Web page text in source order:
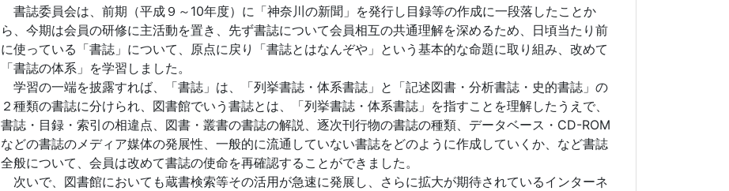
書誌委員会は、前期（平成９～10年度）に「神奈川の新聞」を発行し目録等の作成に一段落したことか
ら、今期は会員の研修に主活動を置き、先ず書誌について会員相互の共通理解を深めるため、日頃当たり前
に使っている「書誌」について、原点に戻り「書誌とはなんぞや」という基本的な命題に取り組み、改めて
「書誌の体系」を学習しました。
学習の一端を披露すれば、「書誌」は、「列挙書誌・体系書誌」と「記述図書・分析書誌・史的書誌」の
２種類の書誌に分けられ、図書館でいう書誌とは、「列挙書誌・体系書誌」を指すことを理解したうえで、
書誌・目録・索引の相違点、図書・叢書の書誌の解説、逐次刊行物の書誌の種類、データベース・CD-ROM
などの書誌のメディア媒体の発展性、一般的に流通していない書誌をどのように作成していくか、など書誌
全般について、会員は改めて書誌の使命を再確認することができました。
次いで、図書館においても蔵書検索等その活用が急速に発展し、さらに拡大が期待されているインターネ